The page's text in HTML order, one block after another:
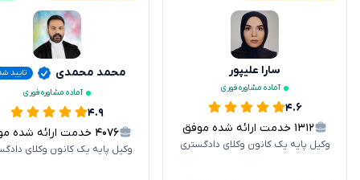
سارا علیپور
آماده مشاوره فوری
۴.۶
۱۳۱۲ خدمت ارائه شده موفق
وکیل پایه یک کانون وکلای دادگستری
محمد محمدی
تایید
آماده مشاوره فوری
۴.۹
۴۰۷۶ خدمت ارائه شده موفق
وکیل پایه یک کانون وکلای